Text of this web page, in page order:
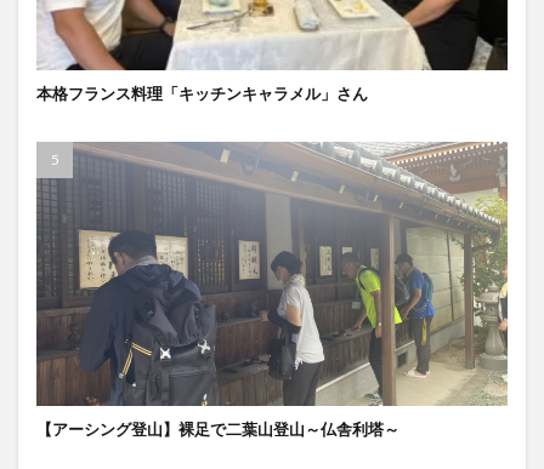
本格フランス料理「キッチンキャラメル」さん
【アーシング登山】裸足で二葉山登山～仏舎利塔～